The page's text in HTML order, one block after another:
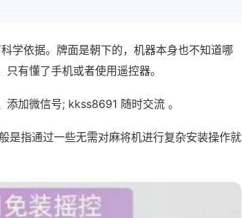
学依据。牌面是朝下的，机器本身也不知道哪
有懂了手机或者使用遥控器。
加微信号; kkss8691 随时交流 。
是指通过一些无需对麻将机进行复杂安装操作就